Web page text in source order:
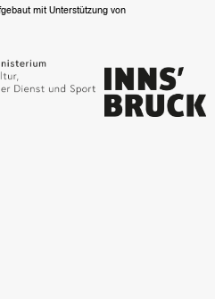
mit Unterstützung von